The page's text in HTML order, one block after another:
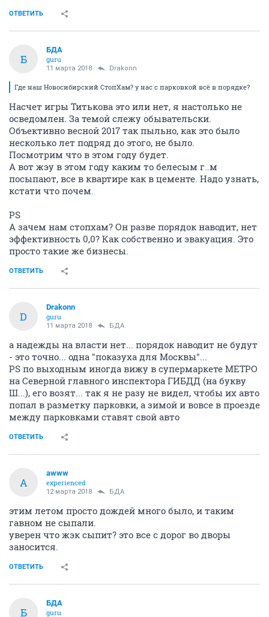
ОТВЕТИТЬ
Б
БДА
guru
11 марта 2018 Drakonn
Где наш Новосибирский СтопХам? у нас с парковкой всё в порядке?
Насчет игры Титькова это или нет, я настолько не
осведомлен. За темой слежу обывательски.
Объективно весной 2017 так пыльно, как это было
несколько лет подряд до этого, не было.
Посмотрим что в этом году будет.
А вот жэу в этом году каким то белесым г..м
посыпают, все в квартире как в цементе. Надо узнать,
кстати что почем.
PS
А зачем нам стопхам? Он разве порядок наводит, нет
эффективность 0,0? Как собственно и эвакуация. Это
просто такие же бизнесы.
ОТВЕТИТЬ
D
Drakonn
guru
11 марта 2018 БДА
а надежды на власти нет... порядок наводит не будут
- это точно... одна "показуха для Москвы"...
PS по выходным иногда вижу в супермаркете МЕТРО
на Северной главного инспектора ГИБДД (на букву
Ш...), его возят... так я не разу не видел, чтобы их авто
попал в разметку парковки, а зимой и вовсе в проезде
между парковками ставят свой авто
ОТВЕТИТЬ
A
awww
experienced
12 марта 2018 БДА
этим летом просто дождей много было, и таким
гавном не сыпали.
уверен что жэк сыпит? это все с дорог во дворы
заносится.
ОТВЕТИТЬ
Б
БДА
guru